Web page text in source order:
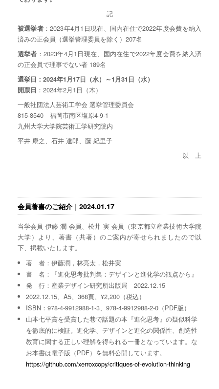
記
被選挙者：2023年4月1日現在、国内在住で2022年度会費を納入
済みの正会員（選挙管理委員を除く）207名
選挙者 ：2023年4月1日現在、国内在住で2022年度会費を納入済
の正会員で理事でない者 189名
選挙日：2024年1月17日（水）～1月31日（水）
開票日 ：2024年2月1日（木）
一般社団法人芸術工学会 選挙管理委員会
815-8540 福岡市南区塩原4-9-1
九州大学大学院芸術工学研究院内
平井 康之、石井 達郎、藤 紀里子
以 上
会員著書のご紹介｜2024.01.17
当学会員 伊藤 潤 会員、松井 実 会員（東京都立産業技術大学院
大学）より、著書（共著）のご案内が寄せられましたので以
下、掲載いたします。
著 者：伊藤潤，林亮太，松井実
書 名：『進化思考批判集：デザインと進化学の観点から』
発 行：産業デザイン研究所出版局 2022.12.15
2022.12.15、A5、368頁、¥2,200（税込）
ISBN：978-4-9912988-1-3、978-4-9912988-2-0（PDF版）
山本七平賞を受賞した巷で話題の本『進化思考』の疑似科学
を徹底的に検証。進化学、デザインと進化の関係性、創造性
教育に関する正しい理解を得られる一冊となっています。な
お本書は電子版（PDF）を無料公開しています。
https://github.com/xerroxcopy/critiques-of-evolution-thinking